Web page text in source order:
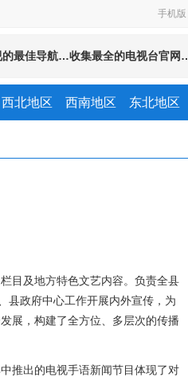
手机版
的最佳导航…收集最全的电视台官
西北地区 西南地区 东北地区
目及地方特色文艺内容。负责全县
县政府中心工作开展内外宣传，为
展，构建了全方位、多层次的传播
推出的电视手语新闻节目体现了对